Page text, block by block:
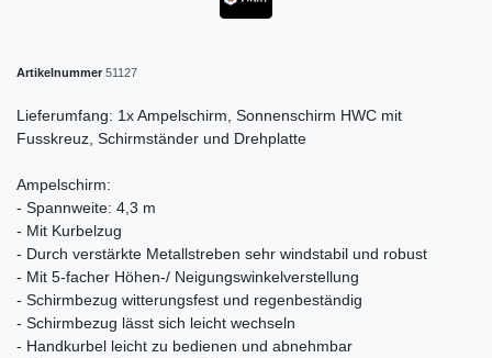
Artikelnummer 51127
Lieferumfang: 1x Ampelschirm, Sonnenschirm HWC mit
Fusskreuz, Schirmständer und Drehplatte
Ampelschirm:
- Spannweite: 4,3 m
- Mit Kurbelzug
- Durch verstärkte Metallstreben sehr windstabil und robust
- Mit 5-facher Höhen-/ Neigungswinkelverstellung
- Schirmbezug witterungsfest und regenbeständig
- Schirmbezug lässt sich leicht wechseln
- Handkurbel leicht zu bedienen und abnehmbar